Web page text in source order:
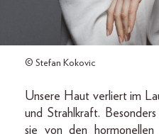
© Stefan Kokovic
Unsere Haut verliert im
und Strahlkraft.
sie von den hormonellen